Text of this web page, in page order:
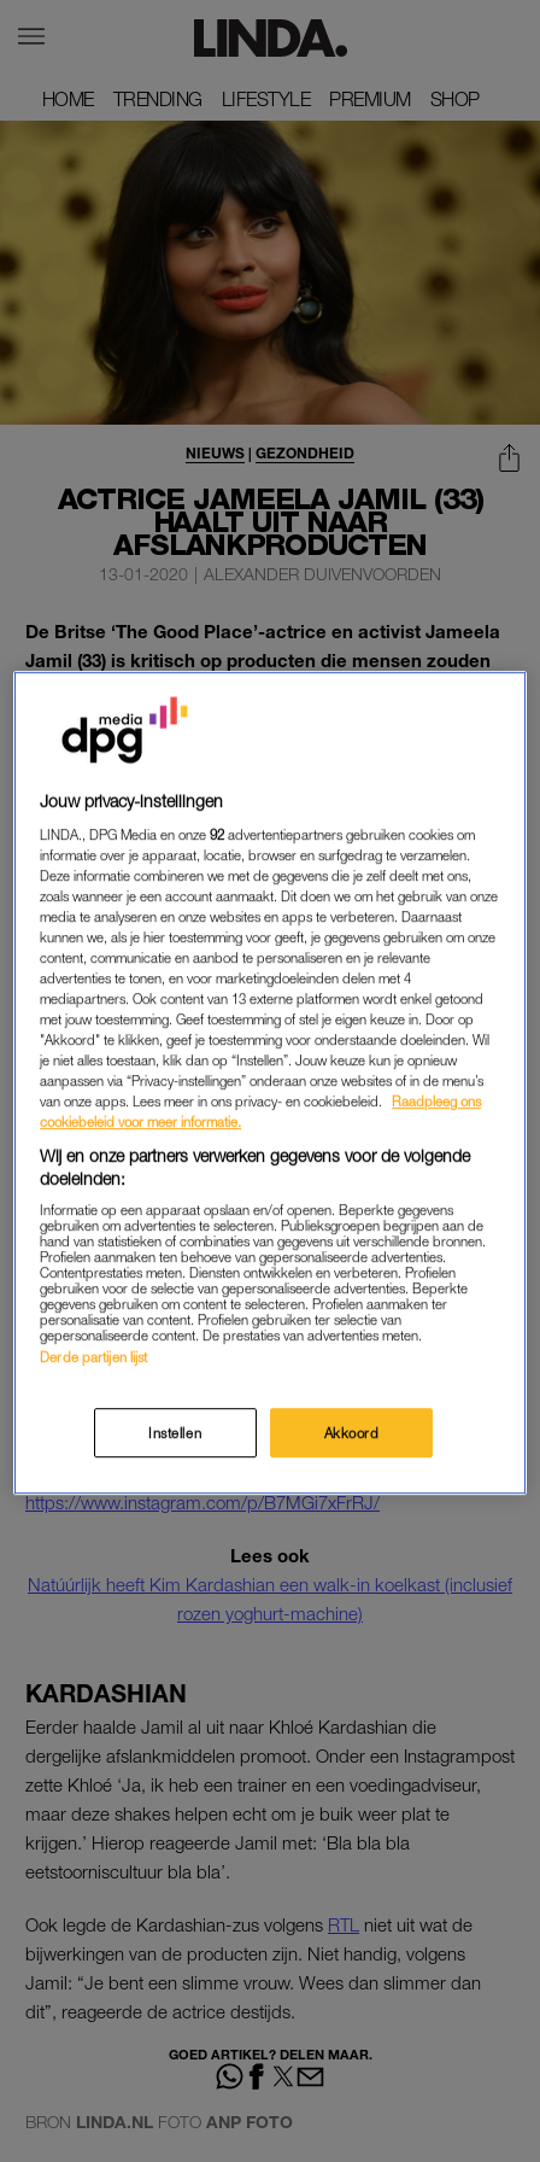
HOME
HOME TRENDING
TRENDING LIFESTYLE
LIFESTYLE PREMIUM
PREMIUM SHOP
SHOP
ACTRICE JAMEELA JAMIL (33)
HAALT UIT NAAR
AFSLANKPRODUCTEN
NIEUWS | GEZONDHEID
13-01-2020 | ALEXANDER DUIVENVOORDEN
De Britse ‘The Good Place’-actrice en activist Jameela
Jamil (33) is kritisch op producten die mensen zouden
ze gevaarlijk.
Die boodschap draagt ze al langere tijd uit.
JAMEELA JAMIL
Toen het gerucht ging datzangeres Adele meer dan twintig kilo
verloordoor dat soort poeders en pillen, besloot Jamil een
video te plaatsen op Instagram. “Ik ben er niet alleen tegen
omdat de producten niet werken, gevaarlijk zijn en de
bijwerkingen nooit uitgelegd worden. Ik ben er tegen omdat
het een grote leugen is.” Volgens de actrice krijg je nooit het
lijntje dat je wil door deze producten te gebruiken.
Lees ook
Vlogger Mascha over haar appelfiguur: ‘Ik word al jaren
gefeliciteerd met mijn ‘zwangerschap”
Influencers en anderecelebritiespraten volgens Jamil over
deze producten, om vervolgens met het geld dat ze ervoor
krijgen te trainen en gezond te eten. Dáár hebben ze hun
slanke lichaam aan te danken. “In mijn elf jaar durende
carrière ben ik ook vaak gevraagd reclame te maken voor
dergelijke poeders en producten. Daar ben ik nooit op
https://www.instagram.com/p/B7MGi7xFrRJ/
Lees ook
Natúúrlijk heeft Kim Kardashian een walk-in koelkast (inclusief
rozen yoghurt-machine)
KARDASHIAN
Eerder haalde Jamil al uit naar Khloé Kardashian die
dergelijke afslankmiddelen promoot. Onder een Instagrampost
zette Khloé ‘Ja, ik heb een trainer en een voedingadviseur,
maar deze shakes helpen echt om je buik weer plat te
krijgen.’ Hierop reageerde Jamil met: ‘Bla bla bla
eetstoorniscultuur bla bla’.
Ook legde de Kardashian-zus volgens RTL
niet uit wat de
bijwerkingen van de producten zijn. Niet handig, volgens
Jamil: “Je bent een slimme vrouw. Wees dan slimmer dan
dit”, reageerde de actrice destijds.
GOED ARTIKEL? DELEN MAAR.
BRON LINDA.NL FOTO ANP FOTO
Jouw privacy-instellingen
LINDA., DPG Media en onze92 advertentiepartners gebruiken cookies om
informatie over je apparaat, locatie, browser en surfgedrag te verzamelen.
Deze informatie combineren we met de gegevens die je zelf deelt met ons,
zoals wanneer je een account aanmaakt. Dit doen we om het gebruik van onze
media te analyseren en onze websites en apps te verbeteren. Daarnaast
kunnen we, als je hier toestemming voor geeft, je gegevens gebruiken om onze
content, communicatie en aanbod te personaliseren en je relevante
advertenties te tonen, en voor marketingdoeleinden delen met 4
mediapartners. Ook content van 13 externe platformen wordt enkel getoond
met jouw toestemming. Geef toestemming of stel je eigen keuze in. Door op
"Akkoord" te klikken, geef je toestemming voor onderstaande doeleinden. Wil
je niet alles toestaan, klik dan op “Instellen”. Jouw keuze kun je opnieuw
aanpassen via “Privacy-instellingen” onderaan onze websites of in de menu’s
van onze apps. Lees meer in ons privacy- en cookiebeleid.
Raadpleeg ons
cookiebeleid voor meer informatie.
Wij en onze partners verwerken gegevens voor de volgende
doeleinden:
Informatie op een apparaat opslaan en/of openen. Beperkte gegevens
gebruiken om advertenties te selecteren. Publieksgroepen begrijpen aan de
hand van statistieken of combinaties van gegevens uit verschillende bronnen.
Profielen aanmaken ten behoeve van gepersonaliseerde advertenties.
Contentprestaties meten. Diensten ontwikkelen en verbeteren. Profielen
gebruiken voor de selectie van gepersonaliseerde advertenties. Beperkte
gegevens gebruiken om content te selecteren. Profielen aanmaken ter
personalisatie van content. Profielen gebruiken ter selectie van
gepersonaliseerde content. De prestaties van advertenties meten.
Derde partijen lijst
Instellen Akkoord